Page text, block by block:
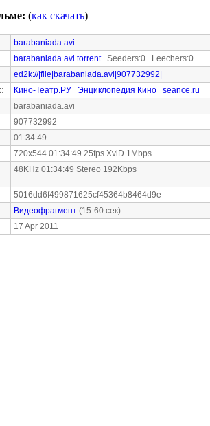
(как скачать)
barabaniada.avi
barabaniada.avi.torrentSeeders:0 Leechers:0
ed2k://|file|barabaniada.avi|907732992|
Кино-Театр.РУ Энциклопедия Кино
seance.ru
barabaniada.avi
907732992
01:34:49
720x544 01:34:49 25fps XviD 1Mbps
48KHz 01:34:49 Stereo 192Kbps
5016dd6f499871625cf45364b8464d9e
Видеофрагмент (15-60 сек)
17 Apr 2011